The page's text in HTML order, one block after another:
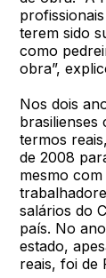
terem sido
como
obra”,
Nos dois
brasilienses
termos
de 2008
mesmo
salários do
país. No
estado,
reais, foi de